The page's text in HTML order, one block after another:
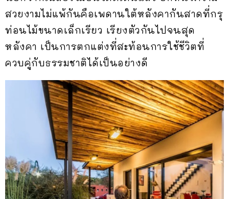
สวยงามไม่แพ้กันคือเพดานใต้หลังคากันสาดที่กรุ
ท่อนไม้ขนาดเล็กเรียว เรียงตัวกันไปจนสุด
หลังคา เป็นการตกแต่งที่สะท้อนการใช้ชีวิตที่
ควบคู่กับธรรมชาติได้เป็นอย่างดี